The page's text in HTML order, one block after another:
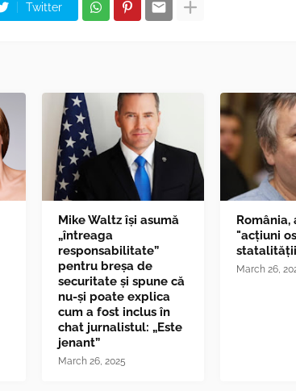
Twitter
Mike Waltz îşi asumă
„întreaga
responsabilitate”
pentru breşa de
securitate și spune că
nu-și poate explica
cum a fost inclus în
chat jurnalistul: „Este
jenant”
March 26, 2025
România,
"acțiuni
statalității
March 26,